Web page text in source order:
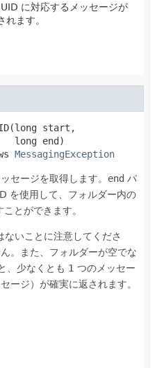
に対応するメッセージが
れます。
(long start,
long end)
MessagingException
セージを取得します。 end パ
を使用して、フォルダー内の
とができます。
ないことに注意してくださ
。また、フォルダーが空でな
、少なくとも 1 つのメッセー
ージ）が確実に返されます。